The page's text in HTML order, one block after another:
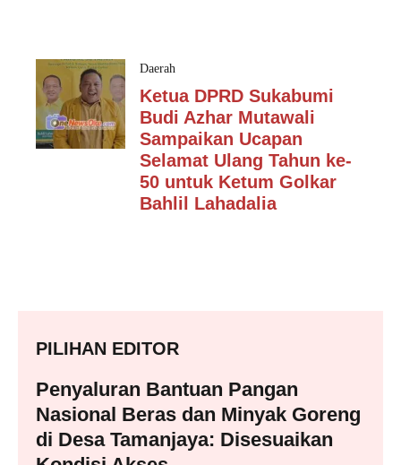
Daerah
Ketua DPRD Sukabumi
Budi Azhar Mutawali
Sampaikan Ucapan
Selamat Ulang Tahun ke-
50 untuk Ketum Golkar
Bahlil Lahadalia
PILIHAN EDITOR
Penyaluran Bantuan Pangan
Nasional Beras dan Minyak Goreng
di Desa Tamanjaya: Disesuaikan